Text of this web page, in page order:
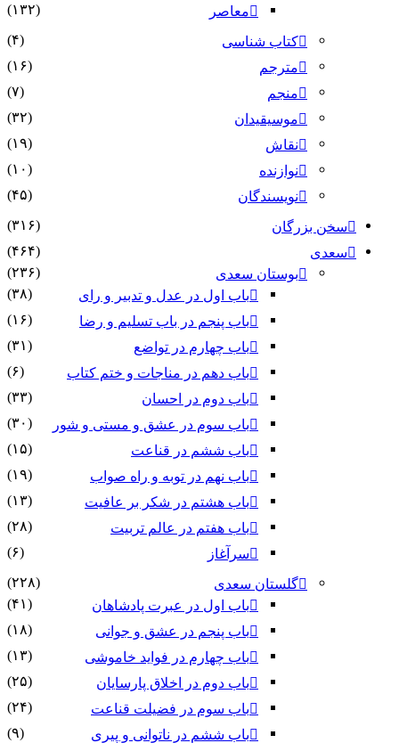
معاصر (۱۳۲)
کتاب شناسی
(۴)
مترجم
(۱۶)
منجم
(۷)
موسیقیدان
(۳۲)
نقاش
(۱۹)
نوازنده
(۱۰)
نویسندگان
(۴۵)
سخن بزرگان
(۳۱۶)
سعدی
(۴۶۴)
بوستان سعدی
(۲۳۶)
باب اول در عدل و تدبیر و رای
(۳۸)
باب پنجم در باب تسلیم و رضا
(۱۶)
باب چهارم در تواضع
(۳۱)
باب دهم در مناجات و ختم کتاب
(۶)
باب دوم در احسان
(۳۳)
باب سوم در عشق و مستی و شور
(۳۰)
باب ششم در قناعت
(۱۵)
باب نهم در توبه و راه صواب
(۱۹)
باب هشتم در شکر بر عافیت
(۱۳)
باب هفتم در عالم تربیت
(۲۸)
سرآغاز
(۶)
گلستان سعدی
(۲۲۸)
باب اول در عبرت پادشاهان
(۴۱)
باب پنجم در عشق و جوانى
(۱۸)
باب چهارم در فواید خاموشى
(۱۳)
باب دوم در اخلاق پارسایان
(۲۵)
باب سوم در فضیلت قناعت
(۲۴)
باب ششم در ناتوانى و پیرى
(۹)